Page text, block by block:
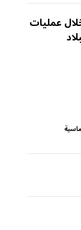
مسلحا خلال عمليات